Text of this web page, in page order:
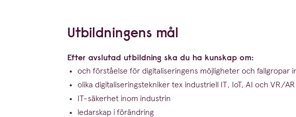
Utbild­ningens mål
Efter avslutad utbildning ska du ha kunskap om:
och förståelse för digita­li­se­ringens möjligheter och fallgropar
olika digita­li­se­rings­tek­niker tex industriell
IT, IoT, AI ochVR/AR
IT-säkerhet inom industrin
ledarskap i förändring